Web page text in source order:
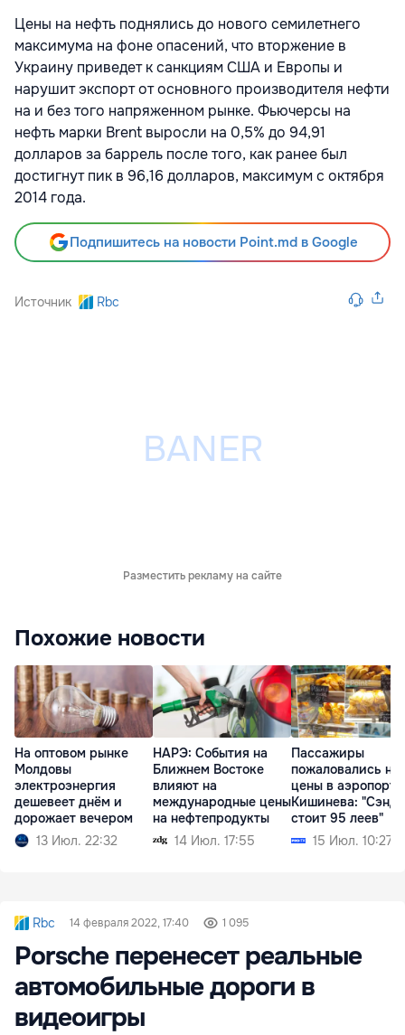
Цены на нефть поднялись до нового семилетнего
максимума на фоне опасений, что вторжение в
Украину приведет к санкциям США и Европы и
нарушит экспорт от основного производителя нефти
на и без того напряженном рынке. Фьючерсы на
нефть марки Brent выросли на 0,5% до 94,91
долларов за баррель после того, как ранее был
достигнут пик в 96,16 долларов, максимум с октября
2014 года.
Подпишитесь на новости Point.md в Google
Источник Rbc
Разместить рекламу на сайте
Похожие новости
На оптовом рынке
Молдовы
электроэнергия
дешевеет днём и
дорожает вечером
13 Июл. 22:32
НАРЭ: События на
Ближнем Востоке
влияют на
международные цены
на нефтепродукты
14 Июл. 17:55
Пассажиры
пожаловались на
цены в аэропорту
Кишинева:
стоит 95 леев"
15 Июл. 10:27
Rbc 14 февраля 2022, 17:40 1 095
Porsche перенесет реальные
автомобильные дороги в
видеоигры